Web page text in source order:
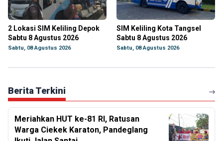
2 Lokasi SIM Keliling Depok
Sabtu 8 Agustus 2026
Sabtu, 08 Agustus 2026
SIM Keliling Kota Tangsel
Sabtu 8 Agustus 2026
Sabtu, 08 Agustus 2026
Berita Terkini
Meriahkan HUT ke-81 RI, Ratusan
Warga Ciekek Karaton, Pandeglang